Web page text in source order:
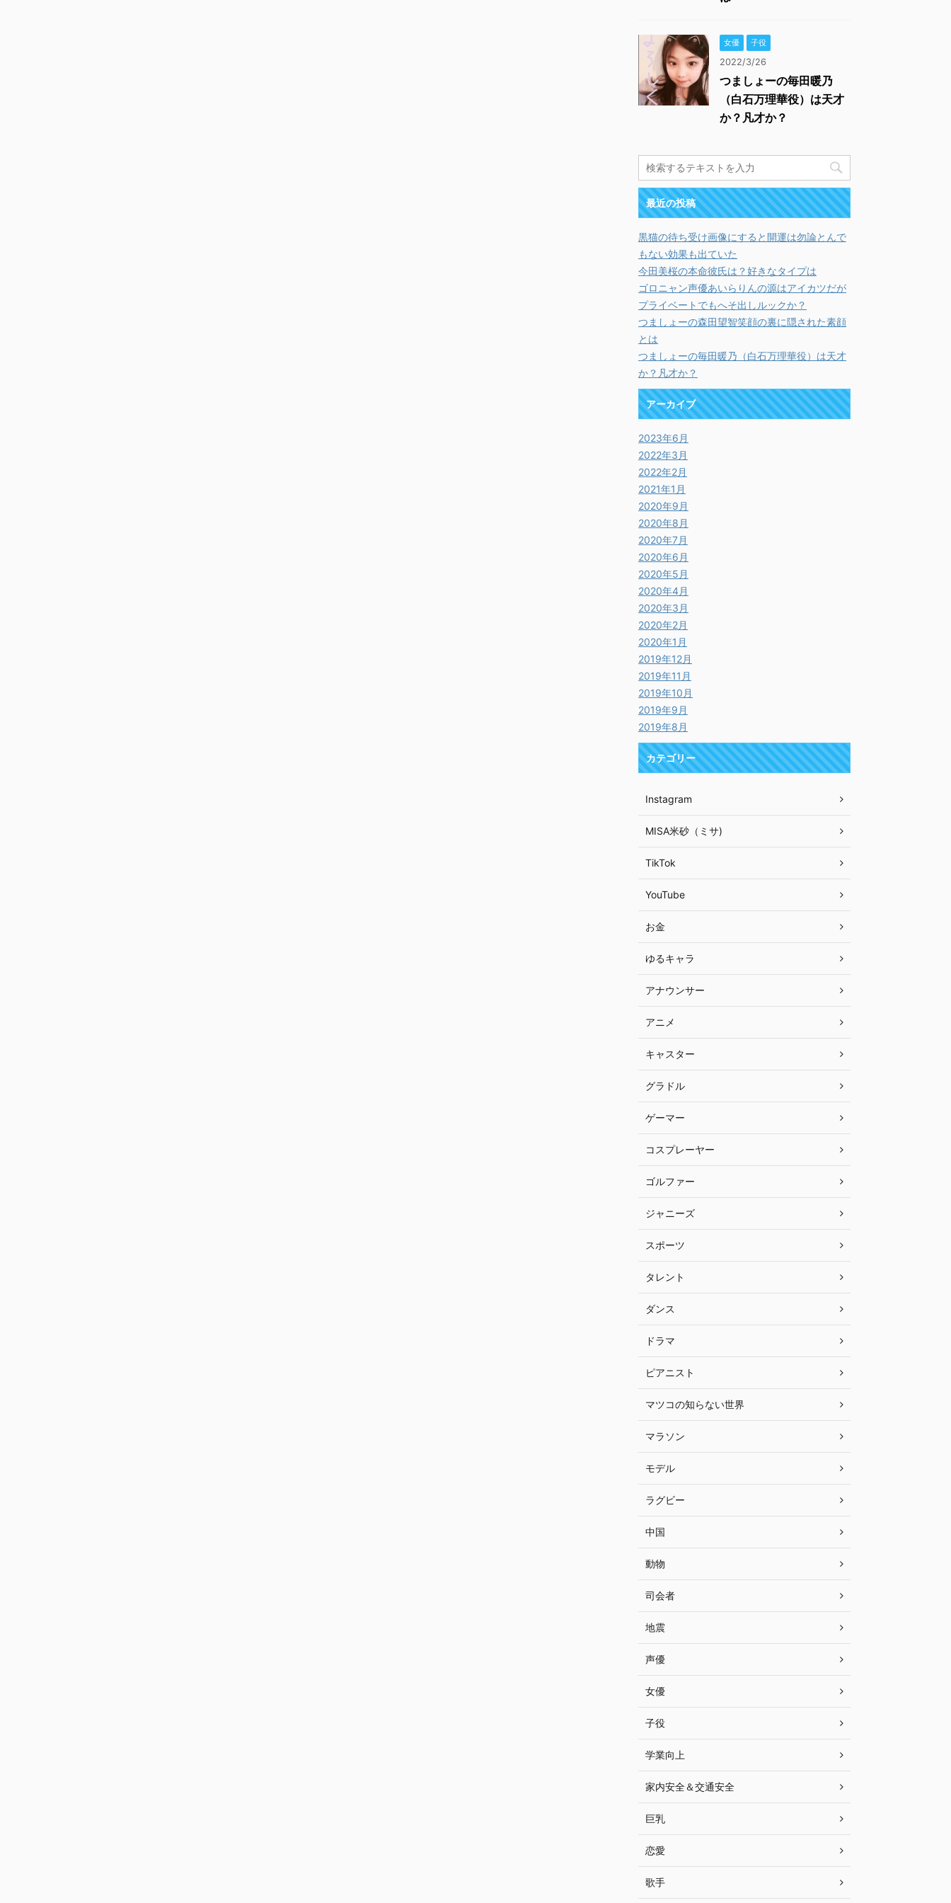
女優 子役
2022/3/26
つましょーの毎田暖乃
（白石万理華役）は天才
か？凡才か？
最近の投稿
黒猫の待ち受け画像にすると開運は勿論とんで
もない効果も出ていた
今田美桜の本命彼氏は？好きなタイプは
ゴロニャン声優あいらりんの源はアイカツだが
プライベートでもへそ出しルックか？
つましょーの森田望智笑顔の裏に隠された素顔
とは
つましょーの毎田暖乃（白石万理華役）は天才
か？凡才か？
アーカイブ
2023年6月
2022年3月
2022年2月
2021年1月
2020年9月
2020年8月
2020年7月
2020年6月
2020年5月
2020年4月
2020年3月
2020年2月
2020年1月
2019年12月
2019年11月
2019年10月
2019年9月
2019年8月
カテゴリー
Instagram
MISA米砂（ミサ)
TikTok
YouTube
お金
ゆるキャラ
アナウンサー
アニメ
キャスター
グラドル
ゲーマー
コスプレーヤー
ゴルファー
ジャニーズ
スポーツ
タレント
ダンス
ドラマ
ピアニスト
マツコの知らない世界
マラソン
モデル
ラグビー
中国
動物
司会者
地震
声優
女優
子役
学業向上
家内安全＆交通安全
巨乳
恋愛
歌手